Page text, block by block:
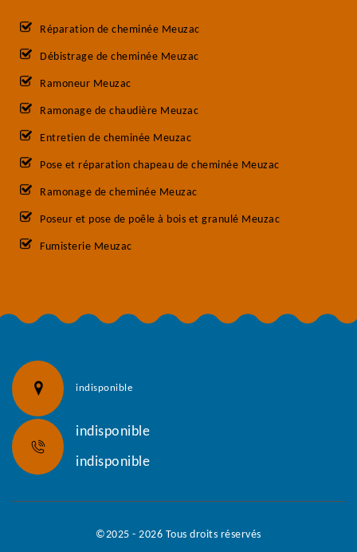
Réparation de cheminée Meuzac
Débistrage de cheminée Meuzac
Ramoneur Meuzac
Ramonage de chaudière Meuzac
Entretien de cheminée Meuzac
Pose et réparation chapeau de cheminée Meuzac
Ramonage de cheminée Meuzac
Poseur et pose de poêle à bois et granulé Meuzac
Fumisterie Meuzac
indisponible
indisponible
indisponible
©2025 - 2026 Tous droits réservés